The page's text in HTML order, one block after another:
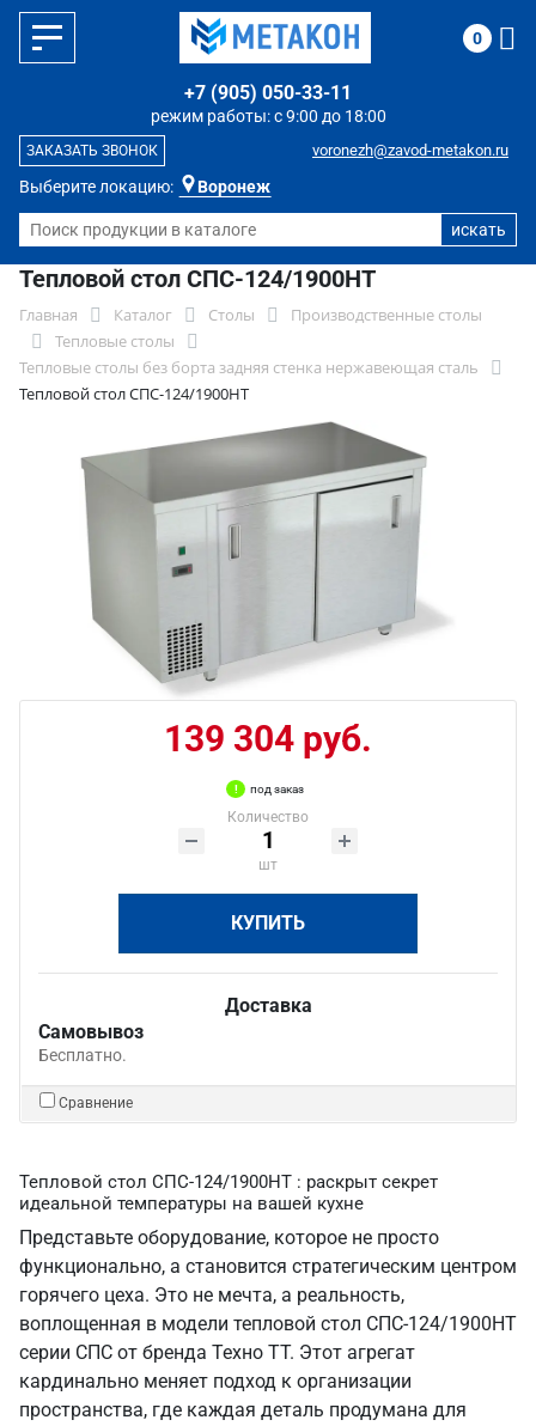
Выберите локацию: Воронеж
режим работы: с 9:00 до 18:00
+7 (905) 050-33-11
voronezh@zavod-metakon.ru
ЗАКАЗАТЬ ЗВОНОК
0
Тепловой стол СПС-124/1900НТ
Главная Каталог Столы
Производственные столы
Тепловые столы
Тепловые столы без борта задняя стенка нержавеющая сталь
Тепловой стол СПС-124/1900НТ
139 304 руб.
под заказ
Количество
шт
КУПИТЬ
Доставка
Самовывоз
Бесплатно.
Сравнение
Тепловой стол СПС-124/1900НТ : раскрыт секрет
идеальной температуры на вашей кухне
Представьте оборудование, которое не просто
функционально, а становится стратегическим центром
горячего цеха. Это не мечта, а реальность,
воплощенная в модели тепловой стол СПС-124/1900НТ
серии СПС от бренда Техно ТТ. Этот агрегат
кардинально меняет подход к организации
пространства, где каждая деталь продумана для